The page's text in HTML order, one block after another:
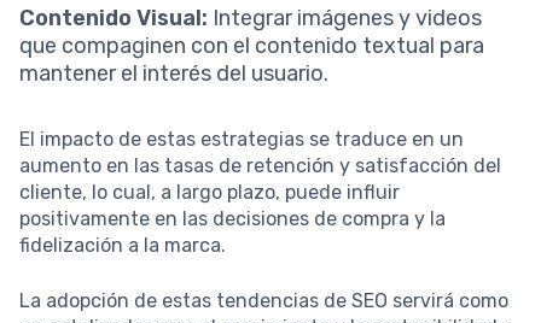
Contenido Visual: Integrar imágenes y videos
que compaginen con el contenido textual para
mantener el interés del usuario.
El impacto de estas estrategias se traduce en un
aumento en las tasas de retención y satisfacción del
cliente, lo cual, a largo plazo, puede influir
positivamente en las decisiones de compra y la
fidelización a la marca.
La adopción de estas tendencias de SEO servirá como